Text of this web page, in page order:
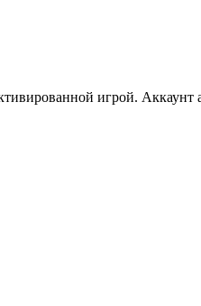
игрой. Аккаунт